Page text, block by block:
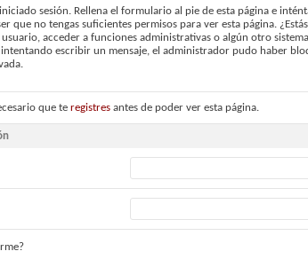
sesión. Rellena el formulario al pie de esta página e
que no tengas suficientes permisos para ver esta página.
acceder a funciones administrativas o algún otro
intentando escribir un mensaje, el administrador pudo haber
que te registres antes de poder ver esta página.